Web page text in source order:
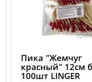
Пика "Жемчуг
красный" 12см
100шт LINGER